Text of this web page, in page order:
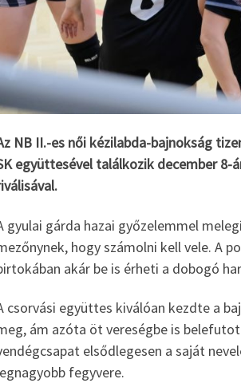
NB II.-es női kézilabda-bajnokság
együttesével találkozik december 8-
gyulai gárda hazai győzelemmel
hogy számolni kell vele. A
akár be is érheti a dobogó
csorvási együttes kiválóan kezdte a
ám azóta öt vereségbe is
elsődlegesen a saját
fegyvere.